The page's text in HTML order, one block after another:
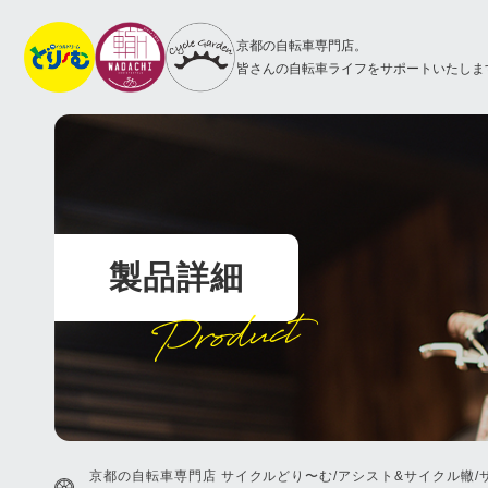
京都の自転車専門店。
皆さんの自転車ライフをサポートいたしま
製品詳細
Product
京都の自転車専門店 サイクルどり〜む/アシスト&サイクル轍/